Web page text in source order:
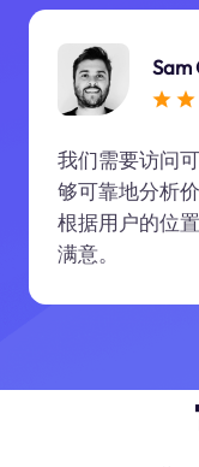
Sam
我们需要访问
够可靠地分析
根据用户的位
满意。